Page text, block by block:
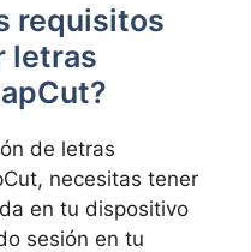
requisitos
letras‌
de letras
necesitas tener⁤
en tu dispositivo
sesión en tu⁤